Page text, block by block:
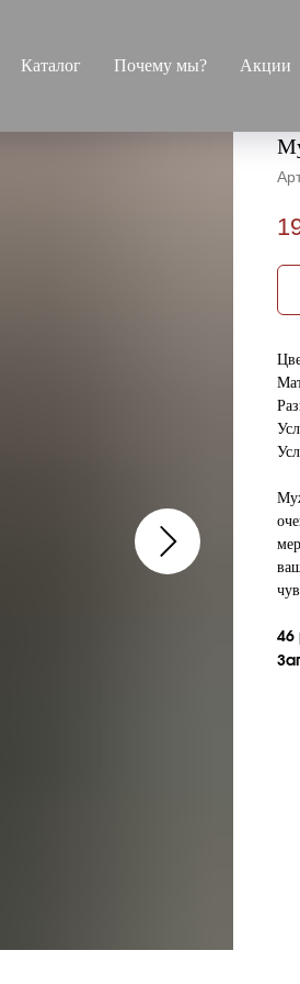
Каталог Почему мы? Акции
46